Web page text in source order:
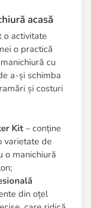
acasă
o activitate
o practică
cu
a-și schimba
și costuri
Kit – conține
varietate de
o manichiură
din oțel